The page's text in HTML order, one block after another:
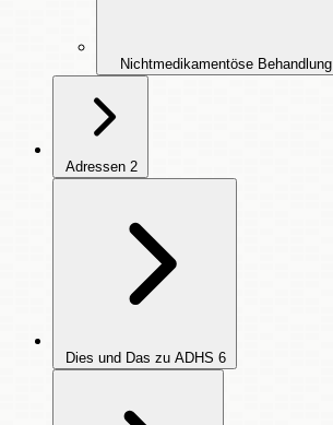
Nichtmedikamentöse Behandlung
Adressen 2
Dies und Das zu ADHS 6